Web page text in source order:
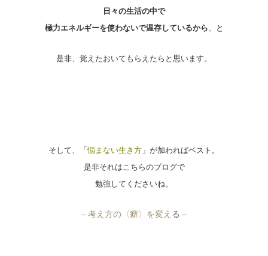
日々の生活の中で
極力エネルギーを使わないで温存しているから、と
是非、覚えたおいてもらえたらと思います。
そして、「悩まない生き方 」が加わればベスト。
是非それはこちらのブログで
勉強してくださいね。
– 考え方の〈癖〉を変え る –